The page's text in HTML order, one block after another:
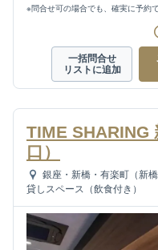
※問合せ可の場合でも、確実に予約
一括問合せ
リストに追加
TIME SHARING
口）
銀座・新橋・有楽町（新橋
貸しスペース（飲食付き）